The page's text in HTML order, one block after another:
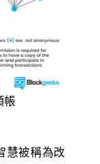
帳
慧被稱為改